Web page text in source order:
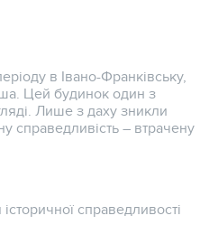
в Івано-Франківську,
Цей будинок один з
Лише з даху зникли
справедливість – втрачену
справедливості